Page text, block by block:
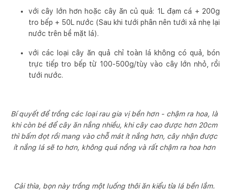
với cây lớn hơn hoặc cây ăn củ quả: 1L đạm cá + 200g
tro bếp + 50L nước (Sau khi tưới phân nên tưới xả nhẹ lại
nước trên bề mặt lá).
với các loại cây ăn quả chỉ toàn lá không có quả, bón
trực tiếp tro bếp từ 100-500g/tùy vào cây lớn nhỏ, rồi
tưới nước.
Bí quyết để trồng các loại rau gia vị bền hơn - chậm ra hoa, là
khi còn bé để cây ăn nắng nhiều, khi cây cao được hơn 20cm
thì bấm đọt rồi mang vào chỗ mát ít nắng hơn, cây nhận được
ít nắng lá sẽ to hơn, không quá nồng và rất chậm ra hoa hơn
Cải thìa, bọn này trồng một luống thôi ăn kiểu tỉa lá bền lắm.